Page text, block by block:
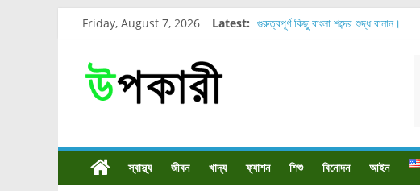
Friday, August 7, 2026 Latest: গুরুত্বপূর্ণ কিছু বাংলা শব্দের শুদ্ধ বানান।
স্বাস্থ্য জীবন খাদ্য ফ্যাশন শিশু বিনোদন আইন